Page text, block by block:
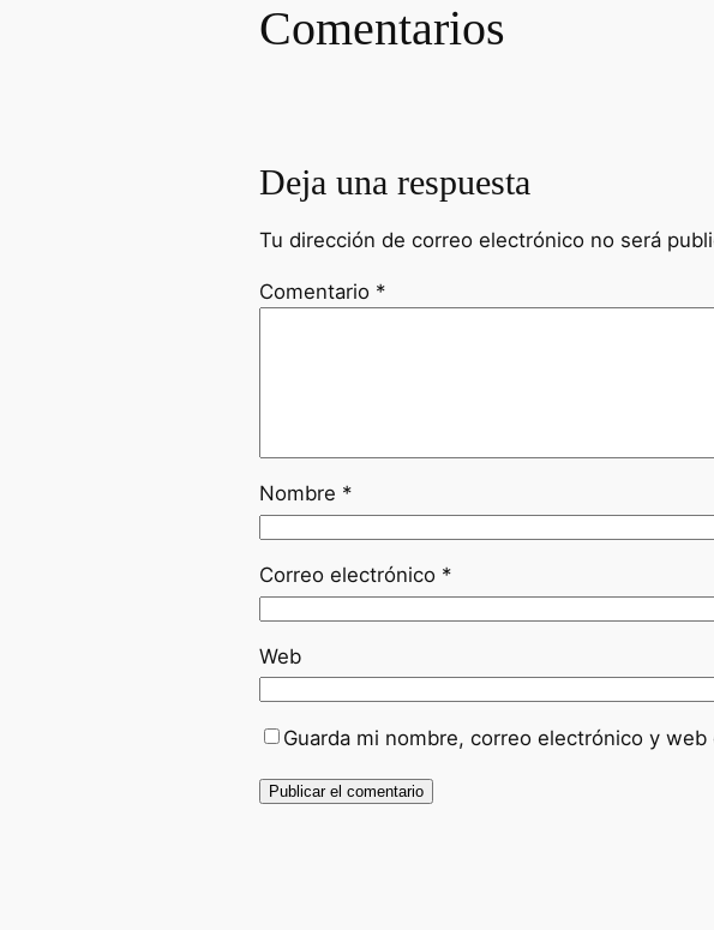
Comentarios
Deja una respuesta
Tu dirección de correo electrónico no será
Comentario *
Nombre *
Correo electrónico *
Web
Guarda mi nombre, correo electrónico y